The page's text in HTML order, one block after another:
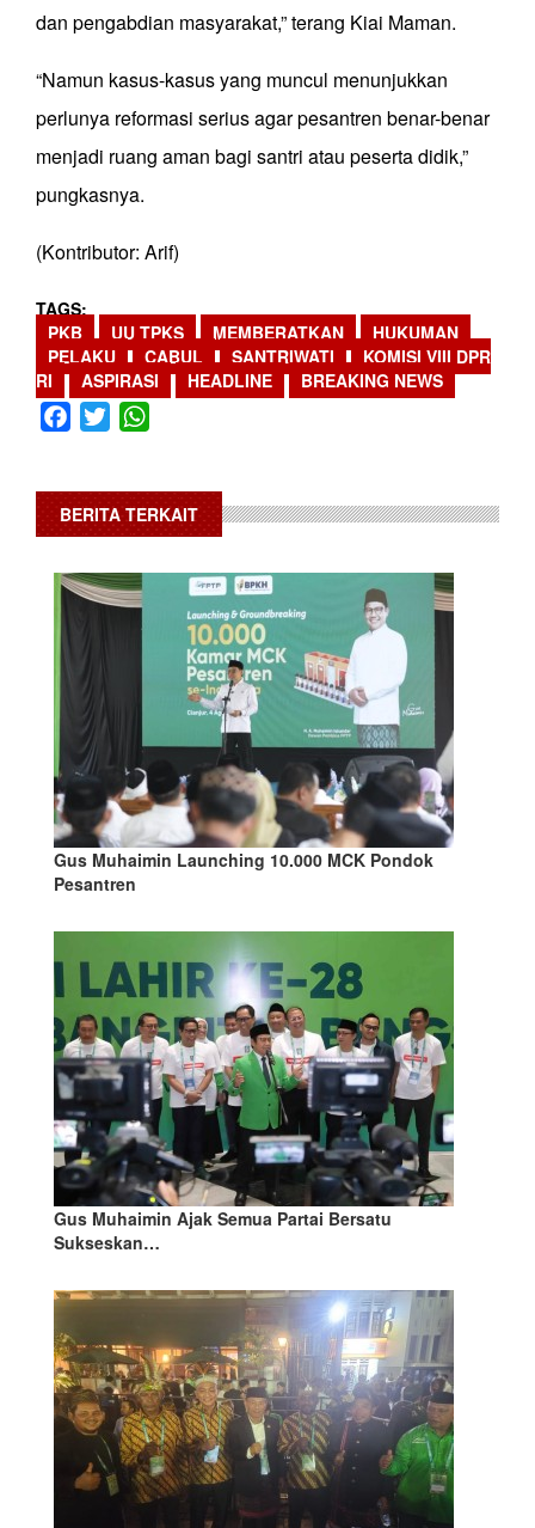
dan pengabdian masyarakat,” terang Kiai Maman.
“Namun kasus-kasus yang muncul menunjukkan
perlunya reformasi serius agar pesantren benar-benar
menjadi ruang aman bagi santri atau peserta didik,”
pungkasnya.
(Kontributor: Arif)
TAGS
PKB
UU TPKS MEMBERATKAN
HUKUMAN
PELAKU
CABUL SANTRIWATI
KOMISI VIII DPR
RI
ASPIRASI HEADLINE BREAKING NEWS
Facebook
Twitter
BERITA TERKAIT
Gus Muhaimin Launching 10.000 MCK Pondok
Pesantren
Gus Muhaimin Ajak Semua Partai Bersatu
Sukseskan…